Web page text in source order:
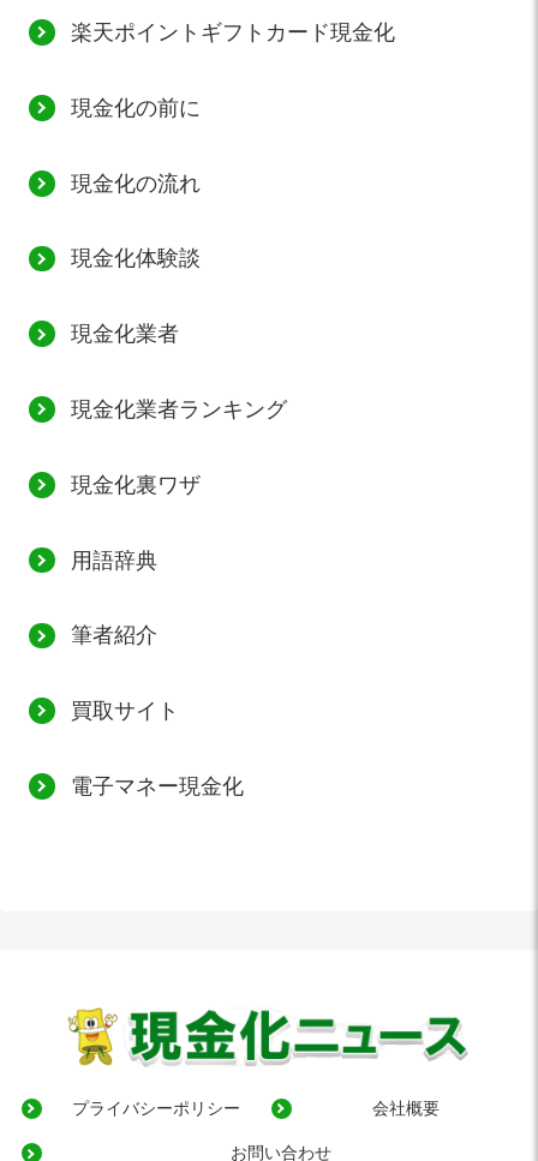
楽天ポイントギフトカード現金化
現金化の前に
現金化の流れ
現金化体験談
現金化業者
現金化業者ランキング
現金化裏ワザ
用語辞典
筆者紹介
買取サイト
電子マネー現金化
プライバシーポリシー 会社概要
お問い合わせ